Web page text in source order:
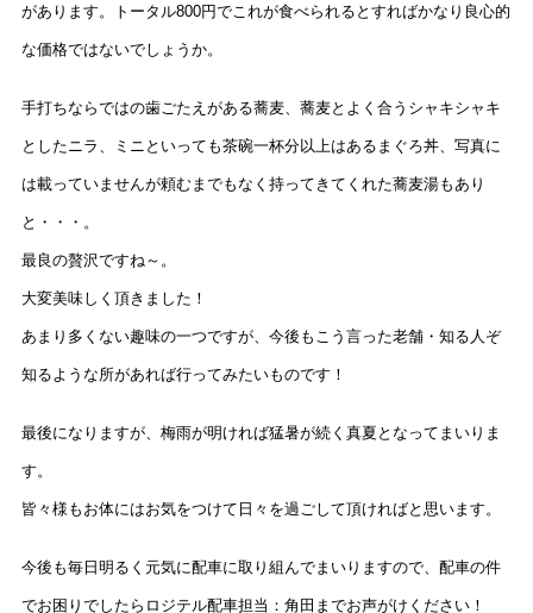
があります。トータル800円でこれが食べられるとすればかなり良心的
な価格ではないでしょうか。
手打ちならではの歯ごたえがある蕎麦、蕎麦とよく合うシャキシャキ
としたニラ、ミニといっても茶碗一杯分以上はあるまぐろ丼、写真に
は載っていませんが頼むまでもなく持ってきてくれた蕎麦湯もあり
と・・・。
最良の贅沢ですね～。
大変美味しく頂きました！
あまり多くない趣味の一つですが、今後もこう言った老舗・知る人ぞ
知るような所があれば行ってみたいものです！
最後になりますが、梅雨が明ければ猛暑が続く真夏となってまいりま
す。
皆々様もお体にはお気をつけて日々を過ごして頂ければと思います。
今後も毎日明るく元気に配車に取り組んでまいりますので、配車の件
でお困りでしたらロジテル配車担当：角田までお声がけください！